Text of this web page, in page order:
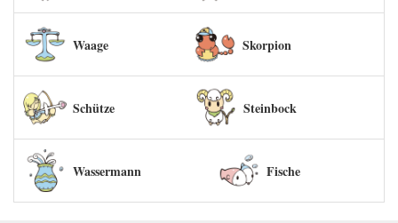
Waage Skorpion
Schütze Steinbock
Wassermann Fische